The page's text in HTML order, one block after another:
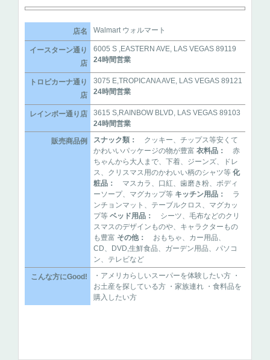
店名 Walmart ウォルマート
イースターン通り
店
6005 S ,EASTERN AVE, LAS VEGAS 89119
24時間営業
トロピカーナ通り
店
3075 E,TROPICANA AVE, LAS VEGAS 89121
24時間営業
レインボー通り店
3615 S,RAINBOW BLVD, LAS VEGAS 89103
24時間営業
販売商品例 スナック類：
クッキー、チップス等安くて
かわいいパッケージの物が豊富 衣料品：
赤
ちゃんから大人まで、下着、ジーンズ、ドレ
ス、クリスマス用のかわいい柄のシャツ等 化
粧品：
マスカラ、口紅、歯磨き粉、ボディ
ーソープ、マグカップ等 キッチン用品：
ラ
ンチョンマット、テーブルクロス、マグカッ
プ等 ベッド用品：
シーツ、毛布などのクリ
スマスのデザインものや、キャラクターもの
も豊富 その他：
おもちゃ、カー用品、
CD、DVD,生鮮食品、ガーデン用品、パソコ
ン、テレビなど
こんな方にGood!
・アメリカらしいスーパーを体験したい方 ・
お土産を探している方 ・家族連れ ・食料品を
購入したい方